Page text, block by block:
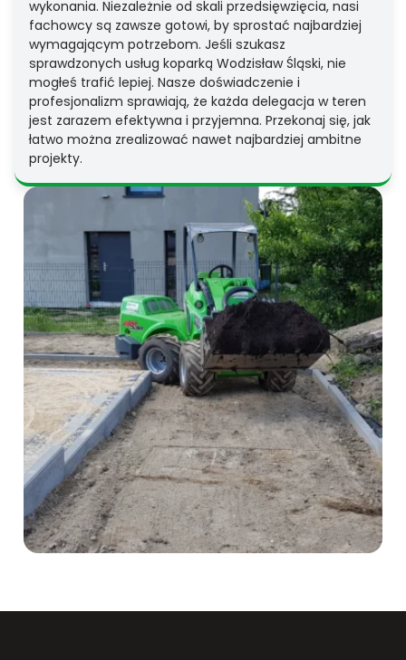
wykonania. Niezależnie od skali przedsięwzięcia, nasi
fachowcy są zawsze gotowi, by sprostać najbardziej
wymagającym potrzebom. Jeśli szukasz
sprawdzonych usług koparką Wodzisław Śląski, nie
mogłeś trafić lepiej. Nasze doświadczenie i
profesjonalizm sprawiają, że każda delegacja w teren
jest zarazem efektywna i przyjemna. Przekonaj się, jak
łatwo można zrealizować nawet najbardziej ambitne
projekty.